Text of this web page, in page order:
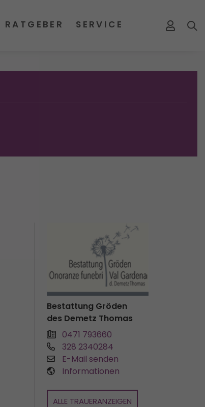
Bestattung Gröden
des Demetz Thomas
0471 793660
328 2340284
E-Mail senden
Informationen
ALLE TRAUERANZEIGEN
RATGEBER SERVICE